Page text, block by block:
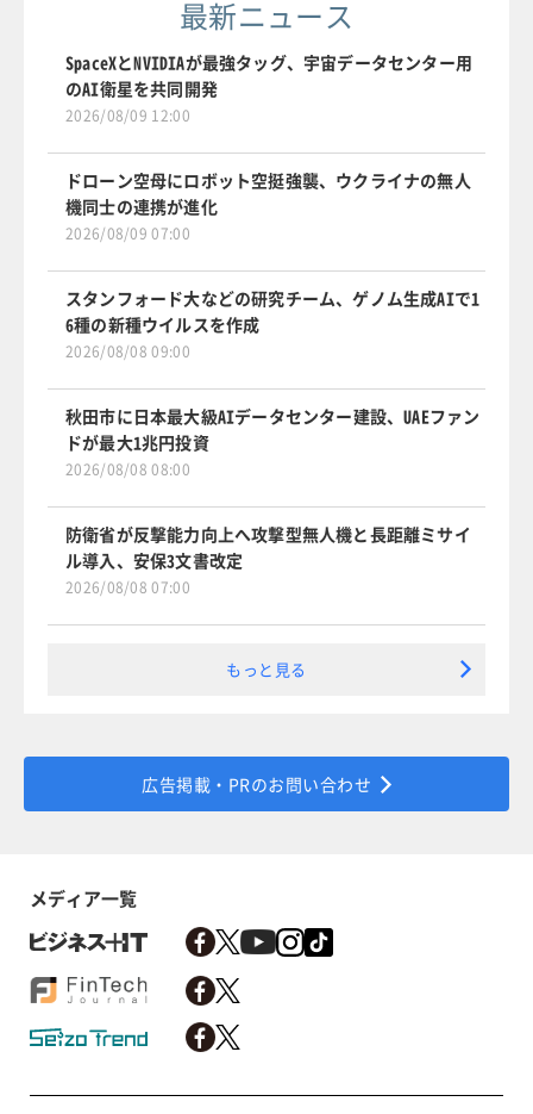
最新ニュース
SpaceXとNVIDIAが最強タッグ、宇宙データセンター用
のAI衛星を共同開発
2026/08/09 12:00
ドローン空母にロボット空挺強襲、ウクライナの無人
機同士の連携が進化
2026/08/09 07:00
スタンフォード大などの研究チーム、ゲノム生成AIで1
6種の新種ウイルスを作成
2026/08/08 09:00
秋田市に日本最大級AIデータセンター建設、UAEファン
ドが最大1兆円投資
2026/08/08 08:00
防衛省が反撃能力向上へ攻撃型無人機と長距離ミサイ
ル導入、安保3文書改定
2026/08/08 07:00
もっと見る
広告掲載・PRのお問い合わせ
メディア一覧